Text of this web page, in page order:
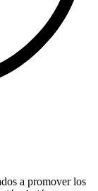
a promover los